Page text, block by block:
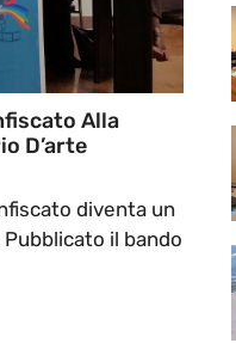
Alla
D’arte
diventa un
Pubblicato il bando